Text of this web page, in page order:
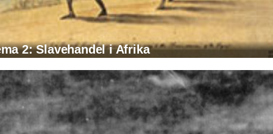
2: Slavehandel i Afrika